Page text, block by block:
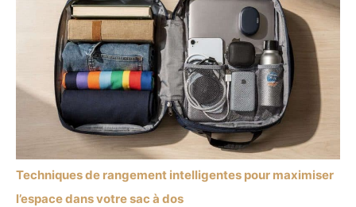
Techniques de rangement intelligentes pour maximiser
l’espace dans votre sac à dos